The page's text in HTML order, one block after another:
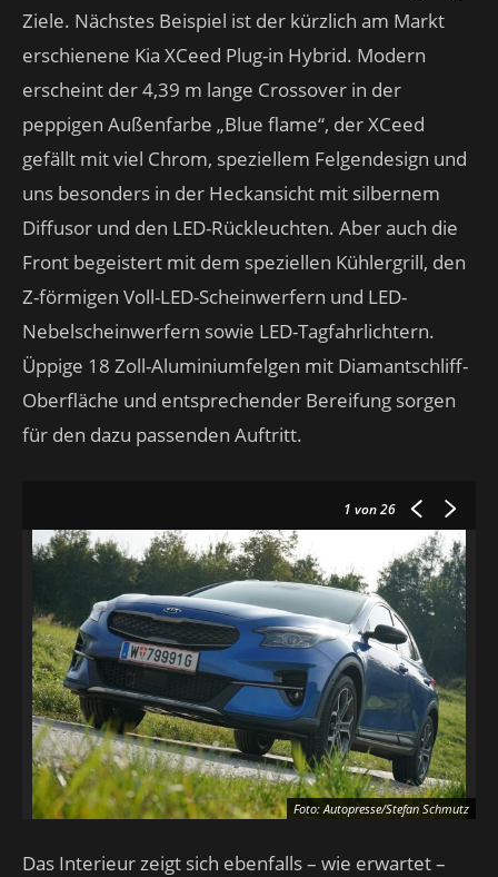
Ziele. Nächstes Beispiel ist der kürzlich am Markt
erschienene Kia XCeed Plug-in Hybrid. Modern
erscheint der 4,39 m lange Crossover in der
peppigen Außenfarbe „Blue flame“, der XCeed
gefällt mit viel Chrom, speziellem Felgendesign und
uns besonders in der Heckansicht mit silbernem
Diffusor und den LED-Rückleuchten. Aber auch die
Front begeistert mit dem speziellen Kühlergrill, den
Z-förmigen Voll-LED-Scheinwerfern und LED-
Nebelscheinwerfern sowie LED-Tagfahrlichtern.
Üppige 18 Zoll-Aluminiumfelgen mit Diamantschliff-
Oberfläche und entsprechender Bereifung sorgen
für den dazu passenden Auftritt.
1 von 26
Foto: Autopresse/Stefan Schmutz
Das Interieur zeigt sich ebenfalls – wie erwartet –